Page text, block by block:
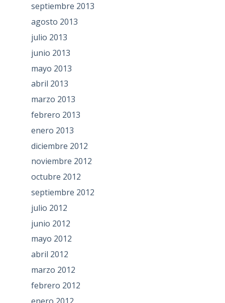
septiembre 2013
agosto 2013
julio 2013
junio 2013
mayo 2013
abril 2013
marzo 2013
febrero 2013
enero 2013
diciembre 2012
noviembre 2012
octubre 2012
septiembre 2012
julio 2012
junio 2012
mayo 2012
abril 2012
marzo 2012
febrero 2012
enero 2012